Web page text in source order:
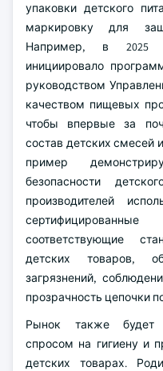
упаковки детского
маркировку для
Например, в 2025
инициировало
руководством
качеством пищевых
чтобы впервые за
состав детских смесей
пример
безопасности
производителей
соответствующие
детских товаров,
загрязнений,
прозрачность цепочки
Рынок также будет
спросом на гигиену и
детских товарах.